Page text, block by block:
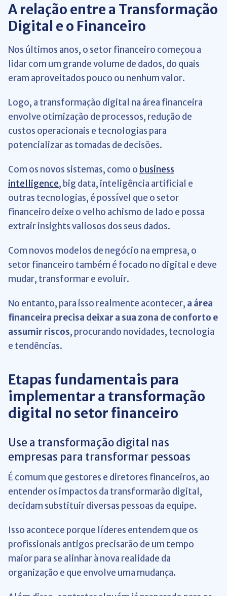
A relação entre a Transformação
Digital e o Financeiro
Nos últimos anos, o setor financeiro começou a
lidar com um grande volume de dados, do quais
eram aproveitados pouco ou nenhum valor.
Logo, a transformação digital na área financeira
envolve otimização de processos, redução de
custos operacionais e tecnologias para
potencializar as tomadas de decisões.
Com os novos sistemas, como o business
intelligence, big data, inteligência artificial e
outras tecnologias, é possível que o setor
financeiro deixe o velho achismo de lado e possa
extrair insights valiosos dos seus dados.
Com novos modelos de negócio na empresa, o
setor financeiro também é focado no digital e deve
mudar, transformar e evoluir.
No entanto, para isso realmente acontecer, a área
financeira precisa deixar a sua zona de conforto e
assumir riscos, procurando novidades, tecnologia
e tendências.
Etapas fundamentais para
implementar a transformação
digital no setor financeiro
Use a transformação digital nas
empresas para transformar pessoas
É comum que gestores e diretores financeiros, ao
entender os impactos da transformarão digital,
decidam substituir diversas pessoas da equipe.
Isso acontece porque líderes entendem que os
profissionais antigos precisarão de um tempo
maior para se alinhar à nova realidade da
organização e que envolve uma mudança.